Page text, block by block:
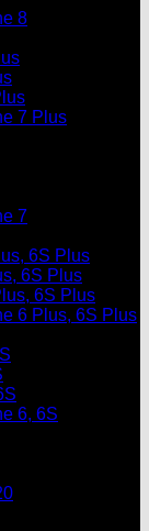
8
7 Plus
7
6S Plus
6S Plus
6S Plus
6 Plus, 6S Plus
6, 6S